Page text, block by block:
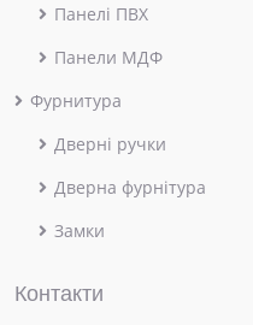
Панелі ПВХ
Панели МДФ
Фурнитура
Дверні ручки
Дверна фурнітура
Замки
Контакти